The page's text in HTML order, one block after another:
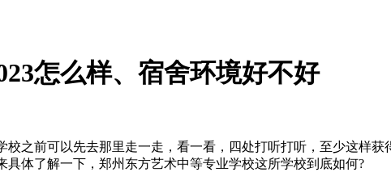
怎么样、宿舍环境好不好
之前可以先去那里走一走，看一看，四处打听打听，至少这样
体了解一下，郑州东方艺术中等专业学校这所学校到底如何?